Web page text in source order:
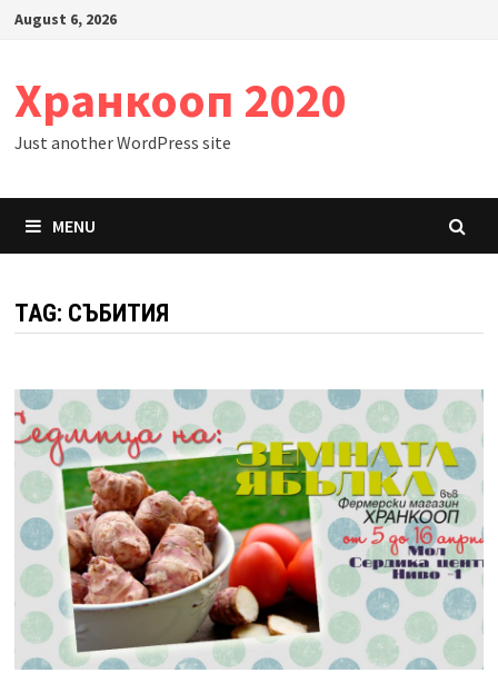
SkipAugust 6, 2026
Хранкооп 2020
Just another WordPress site
MENU
TAG: СЪБИТИЯ